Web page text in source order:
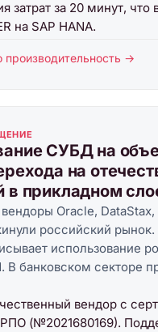
затрат за 20 минут, что
на SAP HANA.
производительность →
СУБД на
на
в прикладном
Oracle, DataStax,
российский
использование
В банковском секторе
вендор с
(№2021680169).